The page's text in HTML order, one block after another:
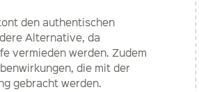
den authentischen
Alternative, da
vermieden werden. Zudem
die mit der
gebracht werden.